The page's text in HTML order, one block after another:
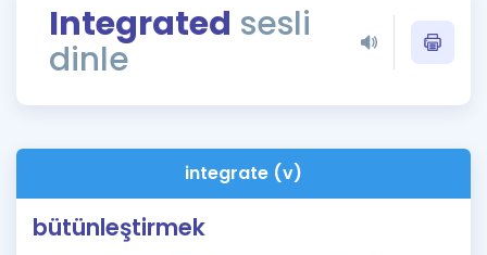
Rehberlik Aracı
ÖSYM Sınav Takvimi
İngilizce Gramer
Integrated sesli
dinle
integrate (v)
bütünleştirmek